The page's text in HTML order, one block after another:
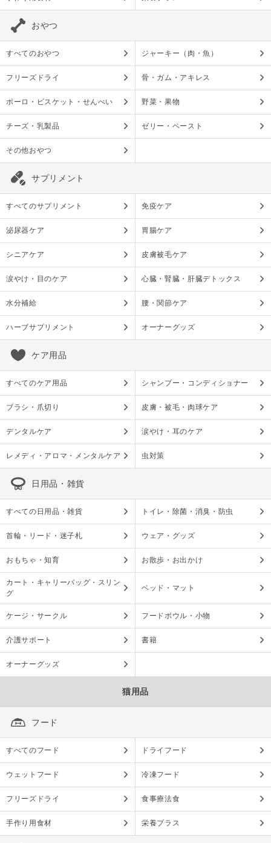
おやつ
すべてのおやつ ジャーキー（肉・魚）
フリーズドライ 骨・ガム・アキレス
ボーロ・ビスケット・せんべい 野菜・果物
チーズ・乳製品 ゼリー・ペースト
その他おやつ
サプリメント
すべてのサプリメント 免疫ケア
泌尿器ケア 胃腸ケア
シニアケア 皮膚被毛ケア
涙やけ・目のケア 心臓・腎臓・肝臓デトックス
水分補給 腰・関節ケア
ハーブサプリメント オーナーグッズ
ケア用品
すべてのケア用品 シャンプー・コンディショナー
ブラシ・爪切り 皮膚・被毛・肉球ケア
デンタルケア 涙やけ・耳のケア
レメディ・アロマ・メンタルケア 虫対策
日用品・雑貨
すべての日用品・雑貨 トイレ・除菌・消臭・防虫
首輪・リード・迷子札 ウェア・グッズ
おもちゃ・知育 お散歩・お出かけ
カート・キャリーバッグ・スリン
グ
ベッド・マット
ケージ・サークル フードボウル・小物
介護サポート 書籍
オーナーグッズ
猫用品
フード
すべてのフード ドライフード
ウェットフード 冷凍フード
フリーズドライ 食事療法食
手作り用食材 栄養プラス